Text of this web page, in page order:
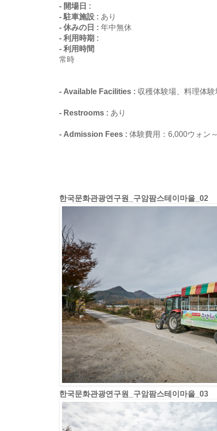
- 開場日 :
- 駐車施設 : あり
- 休みの日 : 年中無休
- 利用時期 :
- 利用時間
常時
- Available Facilities : 収穫体験場、料理体験
- Restrooms : あり
- Admission Fees : 体験費用：6,000ウォン
한국문화관광연구원_구암팜스테이마을_02
한국문화관광연구원_구암팜스테이마을_03